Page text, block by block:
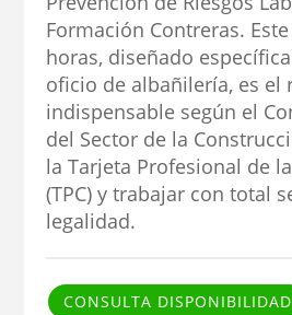
Formación Contreras.
horas, diseñado
oficio de albañilería, es el
indispensable según el
del Sector de la
la Tarjeta Profesional de
(TPC) y trabajar con total
legalidad.
CONSULTA DISPONIBILIDAD